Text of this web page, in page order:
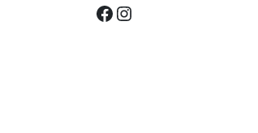
Facebook
Instagram